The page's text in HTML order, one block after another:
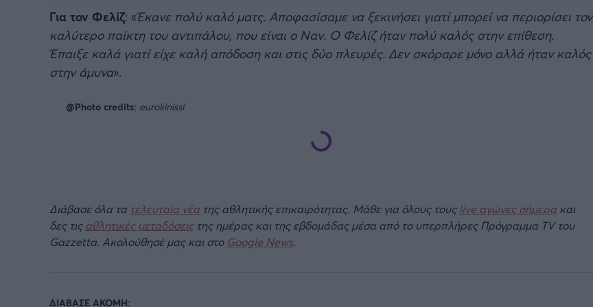
Για τον Φελίζ: «Έκανε πολύ καλό ματς. Αποφασίσαμε να ξεκινήσει γιατί μπορεί να περιορίσει τον
καλύτερο παίκτη του αντιπάλου, που είναι ο Ναν. Ο Φελίζ ήταν πολύ καλός στην επίθεση.
Έπαιξε καλά γιατί είχε καλή απόδοση και στις δύο πλευρές. Δεν σκόραρε μόνο αλλά ήταν καλός
στην άμυνα».
@Photo credits: eurokinissi
Διάβασε όλα τα τελευταία νέα της αθλητικής επικαιρότητας. Μάθε για όλους τους live αγώνες σήμερα και
δες τιςαθλητικές μεταδόσειςτης ημέρας και της εβδομάδας μέσα από το υπερπλήρες Πρόγραμμα TV του
Gazzetta. Ακολούθησέ μας και στο Google News.
ΔΙΑΒΑΣΕ ΑΚΟΜΗ: